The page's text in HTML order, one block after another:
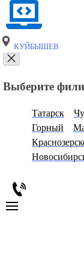
КУЙБЫШЕВ
Выберите
Татарск
Горный